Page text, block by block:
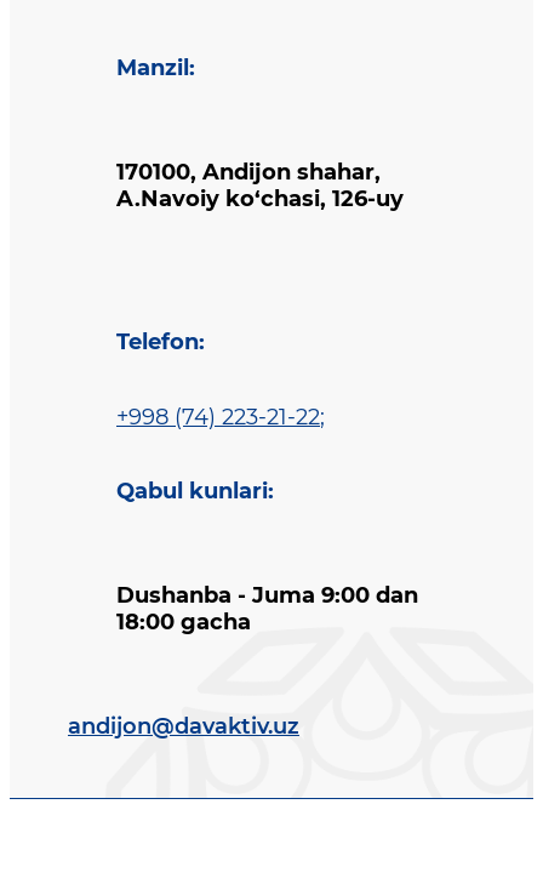
Manzil :
170100, Andijon shahar,
A.Navoiy ko‘chasi, 126-uy
Telefon:
+998 (74) 223-21-22;
Qabul kunlari:
Dushanba - Juma 9:00 dan
18:00 gacha
andijon@davaktiv.uz